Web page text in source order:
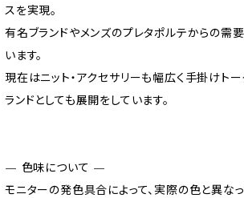
スを実現。
有名ブランドやメンズのプレタポルテからの需
います。
現在はニット・アクセサリーも幅広く手掛けトー
ランドとしても展開をしています。
— 色味について —
モニターの発色具合によって、実際の色と異な